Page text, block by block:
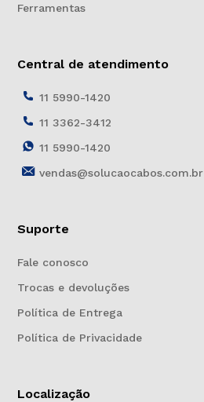
Ferramentas
Central de atendimento
11 5990-1420
11 3362-3412
11 5990-1420
vendas@solucaocabos.com.br
Suporte
Fale conosco
Trocas e devoluções
Política de Entrega
Política de Privacidade
Localização